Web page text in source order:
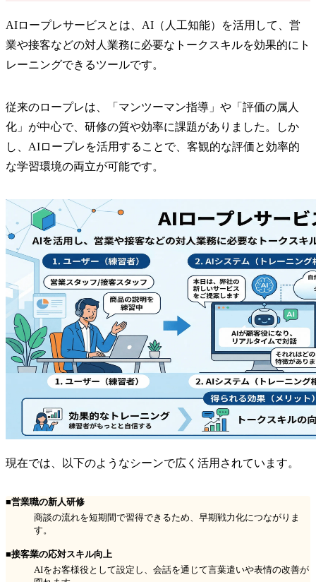
AIロープレサービスとは、AI（人工知能）を活用して、営
業や接客などの対人業務に必要なトークスキルを効果的にト
レーニングできるツールです。
従来のロープレは、「マンツーマン指導」や「評価の属人
化」が中心で、研修の質や効率に課題がありました。しか
し、AIロープレを活用することで、客観的な評価と効率的
な学習環境の両立が可能です。
現在では、以下のようなシーンで広く活用されています。
■営業職の新人研修
商談の流れを短期間で習得できるため、早期戦力化につながりま
す。
■接客業の応対スキル向上
AIをお客様役として設定し、会話を通じて言葉遣いや表情の改善が